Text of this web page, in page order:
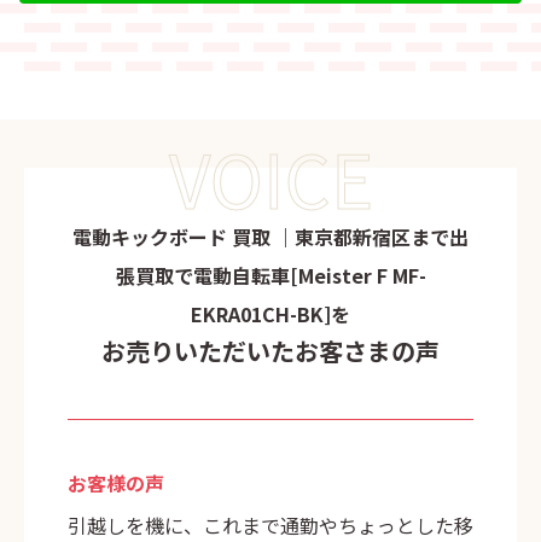
電動キックボード 買取 ｜東京都新宿区まで出
張買取で電動自転車[Meister F MF-
EKRA01CH-BK]を
お売りいただいたお客さまの声
VOICE
お客様の声
引越しを機に、これまで通勤やちょっとした移